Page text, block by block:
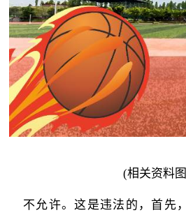
(相关资料
不允许。这是违法的，首先